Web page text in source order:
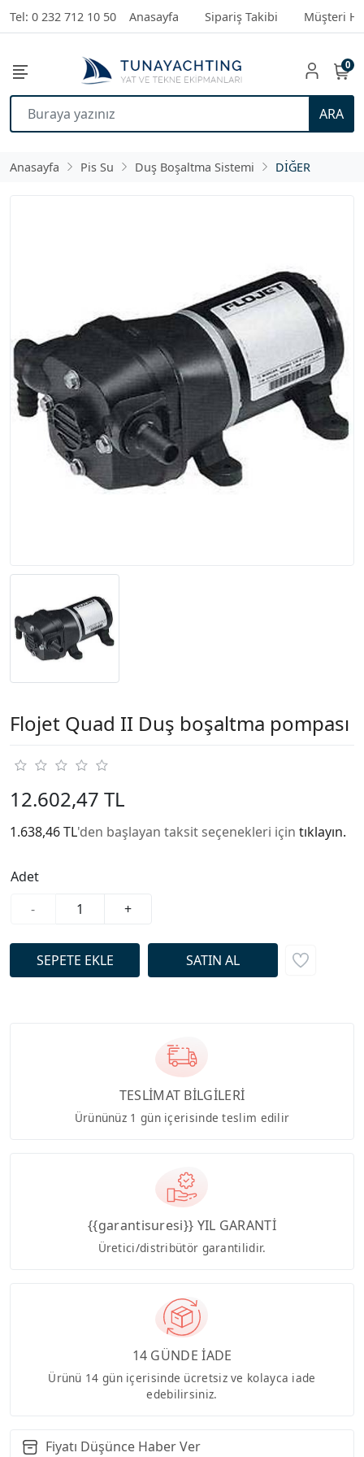
Tel: 0 232 712 10 50 Anasayfa Sipariş Takibi Müşteri
ARA
0
Anasayfa Pis Su Duş Boşaltma Sistemi DİĞER
Flojet Quad II Duş boşaltma pompası
12.602,47 TL
1.638,46 TL'den başlayan taksit seçenekleri için tıklayın.
Adet
-
+
TESLİMAT BİLGİLERİ
Ürününüz 1 gün içerisinde teslim edilir
{{garantisuresi}} YIL GARANTİ
Üretici/distribütör garantilidir.
14 GÜNDE İADE
Ürünü 14 gün içerisinde ücretsiz ve kolayca iade
edebilirsiniz.
Fiyatı Düşünce Haber Ver